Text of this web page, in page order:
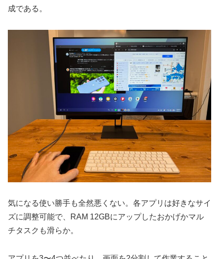
成である。
気になる使い勝手も全然悪くない。各アプリは好きなサイ
ズに調整可能で、RAM 12GBにアップしたおかげかマル
チタスクも滑らか。